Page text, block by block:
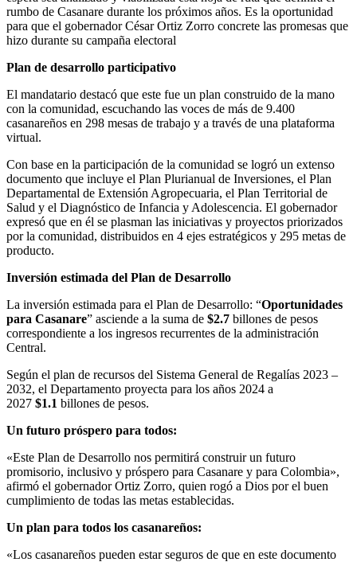
rumbo de Casanare durante los próximos años. Es la oportunidad
para que el gobernador César Ortiz Zorro concrete las promesas que
hizo durante su campaña electoral
Plan de desarrollo participativo
El mandatario destacó que este fue un plan construido de la mano
con la comunidad, escuchando las voces de más de 9.400
casanareños en 298 mesas de trabajo y a través de una plataforma
virtual.
Con base en la participación de la comunidad se logró un extenso
documento que incluye el Plan Plurianual de Inversiones, el Plan
Departamental de Extensión Agropecuaria, el Plan Territorial de
Salud y el Diagnóstico de Infancia y Adolescencia. El gobernador
expresó que en él se plasman las iniciativas y proyectos priorizados
por la comunidad, distribuidos en 4 ejes estratégicos y 295 metas de
producto.
Inversión estimada del Plan de Desarrollo
La inversión estimada para el Plan de Desarrollo: “Oportunidades
para Casanare” asciende a la suma de $2.7 billones de pesos
correspondiente a los ingresos recurrentes de la administración
Central.
Según el plan de recursos del Sistema General de Regalías 2023 –
2032, el Departamento proyecta para los años 2024 a
2027 $1.1 billones de pesos.
Un futuro próspero para todos:
«Este Plan de Desarrollo nos permitirá construir un futuro
promisorio, inclusivo y próspero para Casanare y para Colombia»,
afirmó el gobernador Ortiz Zorro, quien rogó a Dios por el buen
cumplimiento de todas las metas establecidas.
Un plan para todos los casanareños:
«Los casanareños pueden estar seguros de que en este documento